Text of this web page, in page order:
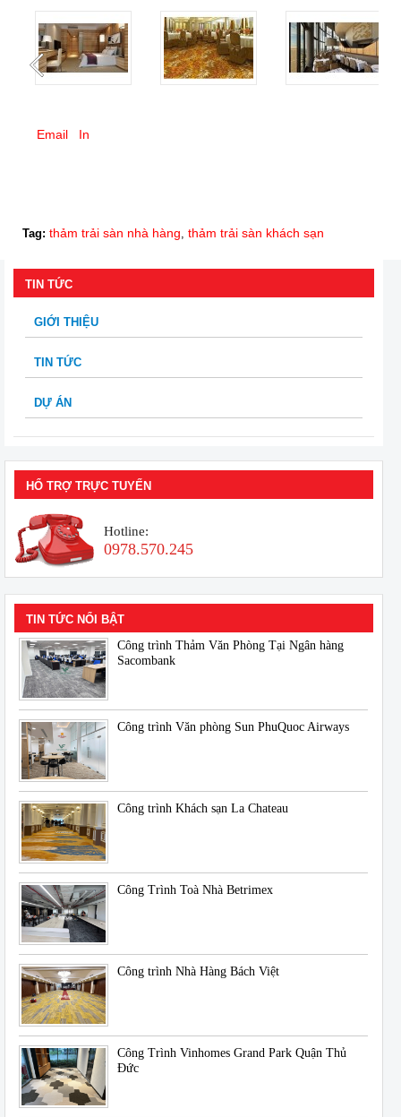
Email In
Tag: thảm trải sàn nhà hàng, thảm trải sàn khách sạn
TIN TỨC
GIỚI THIỆU
TIN TỨC
DỰ ÁN
HỔ TRỢ TRỰC TUYẾN
Hotline:
0978.570.245
TIN TỨC NỔI BẬT
Công trình Thảm Văn Phòng Tại Ngân hàng
Sacombank
Công trình Văn phòng Sun PhuQuoc Airways
Công trình Khách sạn La Chateau
Công Trình Toà Nhà Betrimex
Công trình Nhà Hàng Bách Việt
Công Trình Vinhomes Grand Park Quận Thủ
Đức